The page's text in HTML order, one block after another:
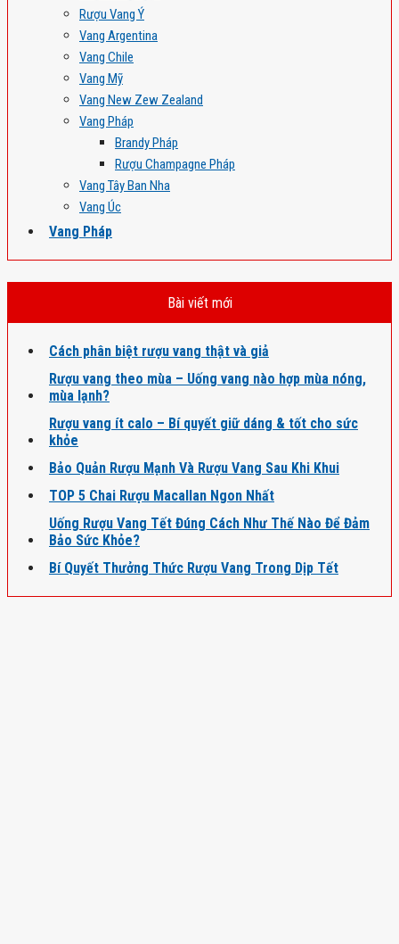
Rượu Vang Ý
Vang Argentina
Vang Chile
Vang Mỹ
Vang New Zew Zealand
Vang Pháp
Brandy Pháp
Rượu Champagne Pháp
Vang Tây Ban Nha
Vang Úc
Vang Pháp
Bài viết mới
Cách phân biệt rượu vang thật và giả
Rượu vang theo mùa – Uống vang nào hợp mùa nóng,
mùa lạnh?
Rượu vang ít calo – Bí quyết giữ dáng & tốt cho sức
khỏe
Bảo Quản Rượu Mạnh Và Rượu Vang Sau Khi Khui
TOP 5 Chai Rượu Macallan Ngon Nhất
Uống Rượu Vang Tết Đúng Cách Như Thế Nào Để Đảm
Bảo Sức Khỏe?
Bí Quyết Thưởng Thức Rượu Vang Trong Dịp Tết